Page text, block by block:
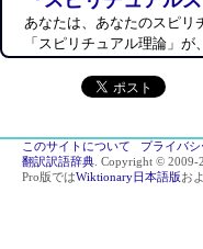
あなたは、あなたのスピリ
「スピリチュアル理論」が
このサイトについて プライバ
翻訳訳語辞典. Copyright © 2009-
Pro版ではWiktionary日本語版お